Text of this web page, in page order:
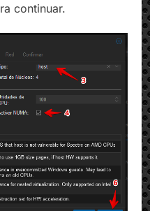
anteriores